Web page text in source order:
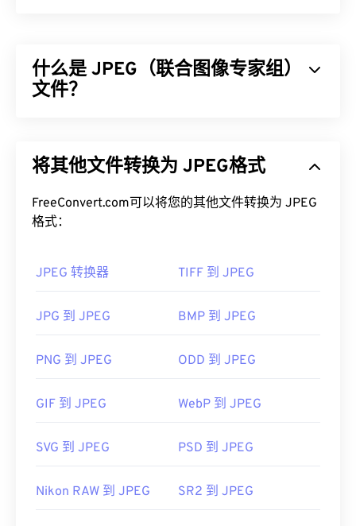
什么是 JPEG（联合图像专家组）
文件？
广泛应用的原因。因此，JPEG 文件相对较小，非常
们的JPEG 压缩工具将文件大小减少高达 80%！
如果您需要更好的压缩效果，您可以将
几乎所有图像查看器程序和应用程序都能识别并打开
图像查看器、图像编辑器或网页浏览器中打开它。要
择“打开方式”。
Chrome）、Microsoft 应用程序（例如Microsoft
Preview） 上自动打开。
将其他文件转换为 JPEG格式
FreeConvert.com可以将您的其他文件转换为 JPEG
格式：
JPEG 转换器 TIFF 到 JPEG
JPG 到 JPEG BMP 到 JPEG
PNG 到 JPEG ODD 到 JPEG
GIF 到 JPEG WebP 到 JPEG
SVG 到 JPEG PSD 到 JPEG
Nikon RAW 到 JPEG SR2 到 JPEG